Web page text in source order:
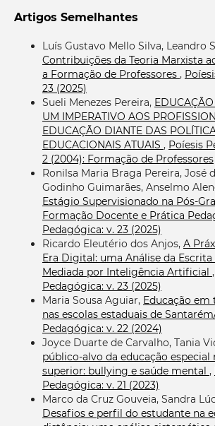
Artigos Semelhantes
Luís Gustavo Mello Silva, Leandro
Contribuições da Teoria Marxista
a Formação de Professores ,
23 (2025)
Sueli Menezes Pereira,
UM IMPERATIVO AOS
EDUCAÇÃO DIANTE DAS
EDUCACIONAIS ATUAIS , Poíesis
2 (2004): Formação de Professores
Ronilsa Maria Braga Pereira, José
Godinho Guimarães, Anselmo
Estágio Supervisionado na Pós-
Formação Docente e Prática
Pedagógica: v. 23 (2025)
Ricardo Eleutério dos Anjos, A
Era Digital: uma Análise da
Mediada por Inteligência Artificial ,
Pedagógica: v. 23 (2025)
Maria Sousa Aguiar, Educação
nas escolas estaduais de
Pedagógica: v. 22 (2024)
Joyce Duarte de Carvalho, Tania
público-alvo da educação especial
superior: bullying e saúde mental ,
Pedagógica: v. 21 (2023)
Marco da Cruz Gouveia, Sandra
Desafios e perfil do estudante na